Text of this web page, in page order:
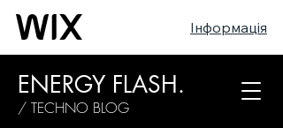
Інформація